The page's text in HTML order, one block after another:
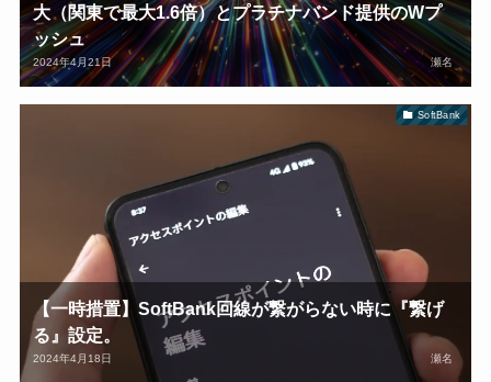
大（関東で最大1.6倍）とプラチナバンド提供のWプ
ッシュ
2024年4月21日 瀬名
SoftBank
【一時措置】SoftBank回線が繋がらない時に『繋げ
る』設定。
2024年4月18日 瀬名